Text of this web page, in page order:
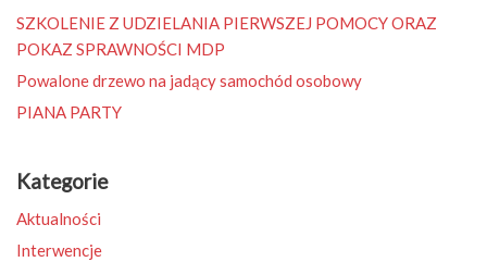
SZKOLENIE Z UDZIELANIA PIERWSZEJ POMOCY ORAZ
POKAZ SPRAWNOŚCI MDP
Powalone drzewo na jadący samochód osobowy
PIANA PARTY
Kategorie
Aktualności
Interwencje